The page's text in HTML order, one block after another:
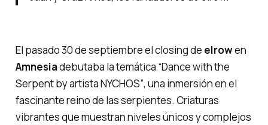
El pasado 30 de septiembre el closing de elrowen
Amnesiadebutaba la temática “Dance with the
Serpent by artista NYCHOS”, una inmersión en el
fascinante reino de las serpientes. Criaturas
vibrantes que muestran niveles únicos y complejos